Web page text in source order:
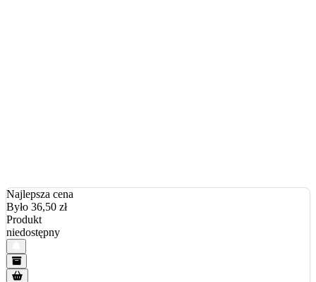
Najlepsza cena
Było 36,50 zł
Produkt
niedostępny